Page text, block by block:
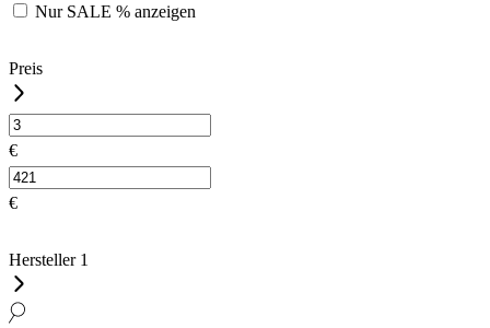
Nur SALE % anzeigen
Preis
€
€
Hersteller 1